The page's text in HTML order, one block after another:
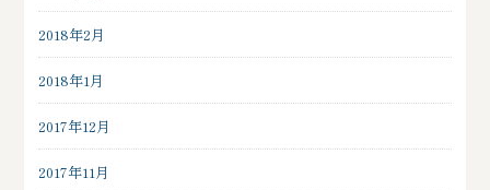
2018年2月
2018年1月
2017年12月
2017年11月